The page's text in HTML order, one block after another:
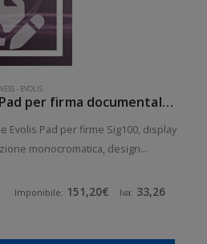
- EVOLIS
ST-BE105-2-UEVL - Pad per firma documentale Evolis
display
monocromatica, design
liscia, trattamento antigraffi,
tempo reale, Connessione USB
Imponibile: 151,20€ Iva: 33,26